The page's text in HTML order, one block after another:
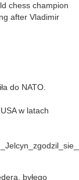
chess champion
after Vladimir
do NATO.
w latach
byłego